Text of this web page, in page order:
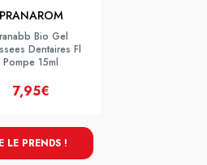
PRANAROM
Bio Gel
Dentaires Fl
Pompe 15ml
7,95€
LE PRENDS !